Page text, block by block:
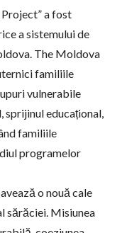
a fost
a sistemului de
The Moldova
familiile
vulnerabile
educațional,
familiile
programelor
o nouă cale
sărăciei. Misiunea